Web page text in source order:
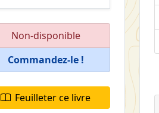
Non-disponible
Commandez-le !
Feuilleter ce livre